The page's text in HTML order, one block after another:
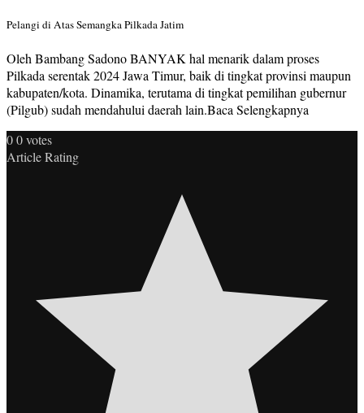
Pelangi di Atas Semangka Pilkada Jatim
Oleh Bambang Sadono BANYAK hal menarik dalam proses
Pilkada serentak 2024 Jawa Timur, baik di tingkat provinsi maupun
kabupaten/kota. Dinamika, terutama di tingkat pemilihan gubernur
(Pilgub) sudah mendahului daerah lain.Baca Selengkapnya
00votes
Article Rating